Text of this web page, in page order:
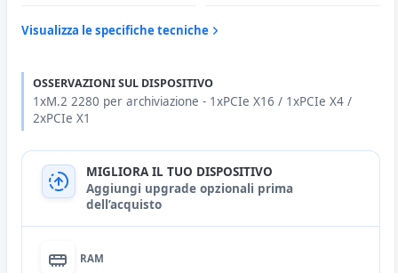
Visualizza le specifiche tecniche
OSSERVAZIONI SUL DISPOSITIVO
1xM.2 2280 per archiviazione - 1xPCIe X16 / 1xPCIe X4 /
2xPCIe X1
MIGLIORA IL TUO DISPOSITIVO
Aggiungi upgrade opzionali prima
dell’acquisto
RAM